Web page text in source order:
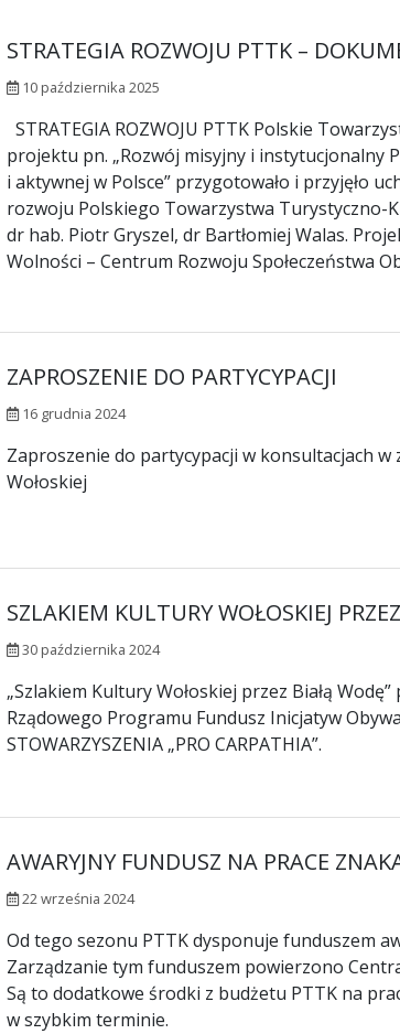
STRATEGIA ROZWOJU PTTK –
10 października 2025
STRATEGIA ROZWOJU PTTK Polskie
projektu pn. „Rozwój misyjny i instytucjonalny
i aktywnej w Polsce” przygotowało i przyjęło
rozwoju Polskiego Towarzystwa Turystyczno-
dr hab. Piotr Gryszel, dr Bartłomiej Walas.
Wolności – Centrum Rozwoju Społeczeństwa
ZAPROSZENIE DO PARTYCYPACJI
16 grudnia 2024
Zaproszenie do partycypacji w konsultacjach
Wołoskiej
SZLAKIEM KULTURY WOŁOSKIEJ
30 października 2024
„Szlakiem Kultury Wołoskiej przez Białą
Rządowego Programu Fundusz Inicjatyw
STOWARZYSZENIA „PRO CARPATHIA”.
AWARYJNY FUNDUSZ NA PRACE
22 września 2024
Od tego sezonu PTTK dysponuje funduszem
Zarządzanie tym funduszem powierzono
Są to dodatkowe środki z budżetu PTTK na
w szybkim terminie.